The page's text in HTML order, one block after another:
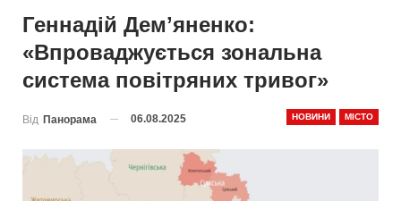
Геннадій Демʼяненко:
«Впроваджується зональна
система повітряних тривог»
НОВИНИ МІСТО
Від Панорама 06.08.2025